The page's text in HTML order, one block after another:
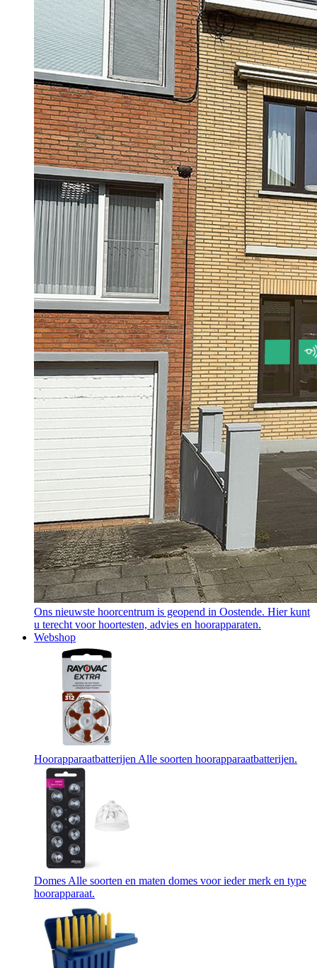
Ons nieuwste hoorcentrum is geopend in Oostende. Hier kunt
u terecht voor hoortesten, advies en hoorapparaten.
Webshop
Hoorapparaatbatterijen Alle soorten hoorapparaatbatterijen.
Domes Alle soorten en maten domes voor ieder merk en type
hoorapparaat.